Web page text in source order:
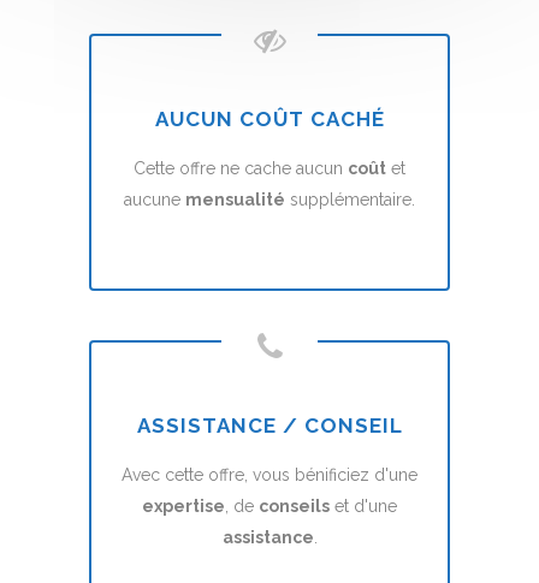
AUCUN COÛT CACHÉ
Cette offre ne cache aucun coût et
aucune mensualité supplémentaire.
ASSISTANCE / CONSEIL
Avec cette offre, vous bénificiez d'une
expertise, de conseils et d'une
assistance.